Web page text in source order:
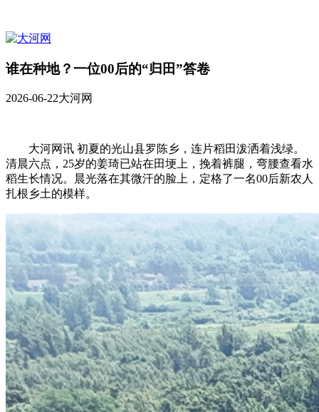
谁在种地？一位00后的“归田”答卷
2026-06-22大河网
大河网讯 初夏的光山县罗陈乡，连片稻田泼洒着浅绿。
清晨六点，25岁的姜琦已站在田埂上，挽着裤腿，弯腰查看水
稻生长情况。晨光落在其微汗的脸上，定格了一名00后新农人
扎根乡土的模样。